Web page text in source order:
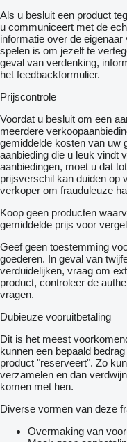
Als u besluit een product
u communiceert met de
informatie over de
spelen is om jezelf te
geval van verdenking,
het feedbackformulier.
Prijscontrole
Voordat u besluit om een
meerdere
gemiddelde kosten van uw
aanbieding die u leuk vindt
aanbiedingen, moet u dat
prijsverschil kan duiden op
verkoper om frauduleuze
Koop geen producten
gemiddelde prijs voor
Geef geen toestemming
goederen. In geval van
verduidelijken, vraag om
product, controleer de
vragen.
Dubieuze vooruitbetaling
Dit is het meest
kunnen een bepaald
product "reserveert". Zo
verzamelen en dan
komen met hen.
Diverse vormen van deze
Overmaking van